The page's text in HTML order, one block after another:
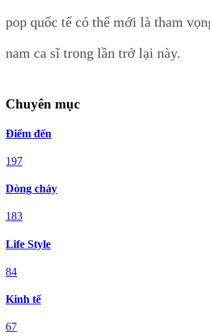
pop quốc tế có thể mới là tham
nam ca sĩ trong lần trở lại này.
Chuyên mục
Điểm đến
197
Dòng chảy
183
Life Style
84
Kinh tế
67